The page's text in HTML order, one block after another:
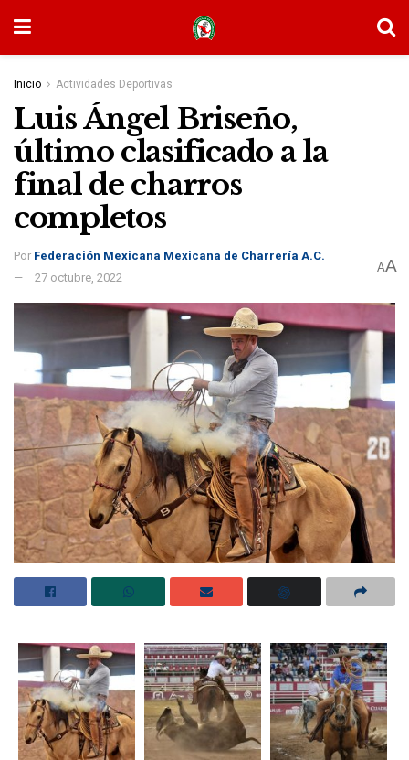
Inicio Actividades Deportivas
Luis Ángel Briseño,
último clasificado a la
final de charros
completos
Por Federación Mexicana Mexicana de Charrería A.C.
27 octubre, 2022
AA